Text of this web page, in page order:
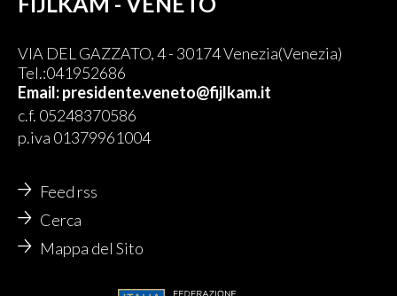
VIA DEL GAZZATO, 4 - 30174 Venezia(Venezia)
Tel.:041952686
Email: presidente.veneto@fijlkam.it
c.f. 05248370586
p.iva 01379961004
Feed rss
Cerca
Mappa del Sito